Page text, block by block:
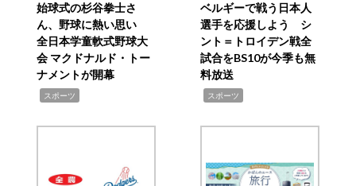
始球式の杉谷拳士さ
ん、野球に熱い思い
全日本学童軟式野球大
会 マクドナルド・トー
ナメントが開幕
スポーツ
ベルギーで戦う日本人
選手を応援しよう シ
ント＝トロイデン戦全
試合をBS10が今季も無
料放送
スポーツ